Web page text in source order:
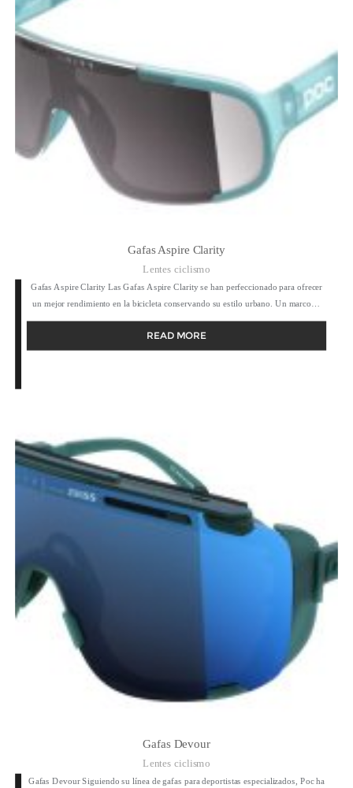
Gafas Aspire Clarity
Lentes ciclismo
Gafas Aspire Clarity Las Gafas Aspire Clarity se han perfeccionado para ofrecer
un mejor rendimiento en la bicicleta conservando su estilo urbano. Un marco…
READ MORE
Gafas Devour
Lentes ciclismo
Gafas Devour Siguiendo su línea de gafas para deportistas especializados, Poc ha